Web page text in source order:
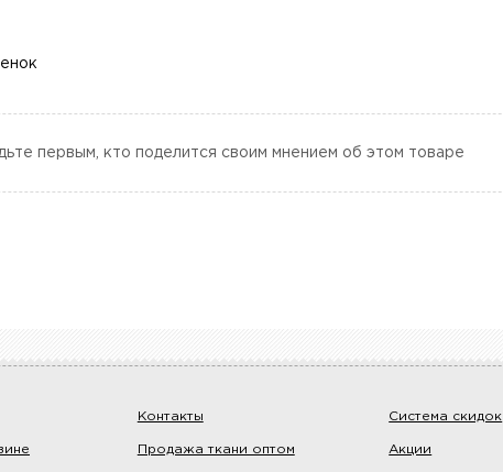
первым, кто поделится своим мнением об этом товаре
Контакты
Продажа ткани оптом
Система скидок
Акции